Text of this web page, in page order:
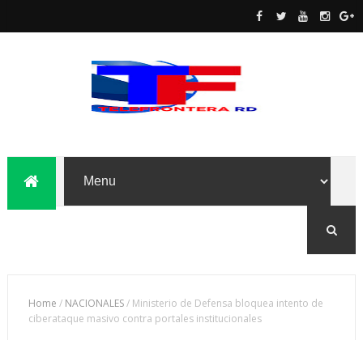
Home / NACIONALES/ Ministerio de Defensa bloquea intento de
ciberataque masivo contra portales institucionales